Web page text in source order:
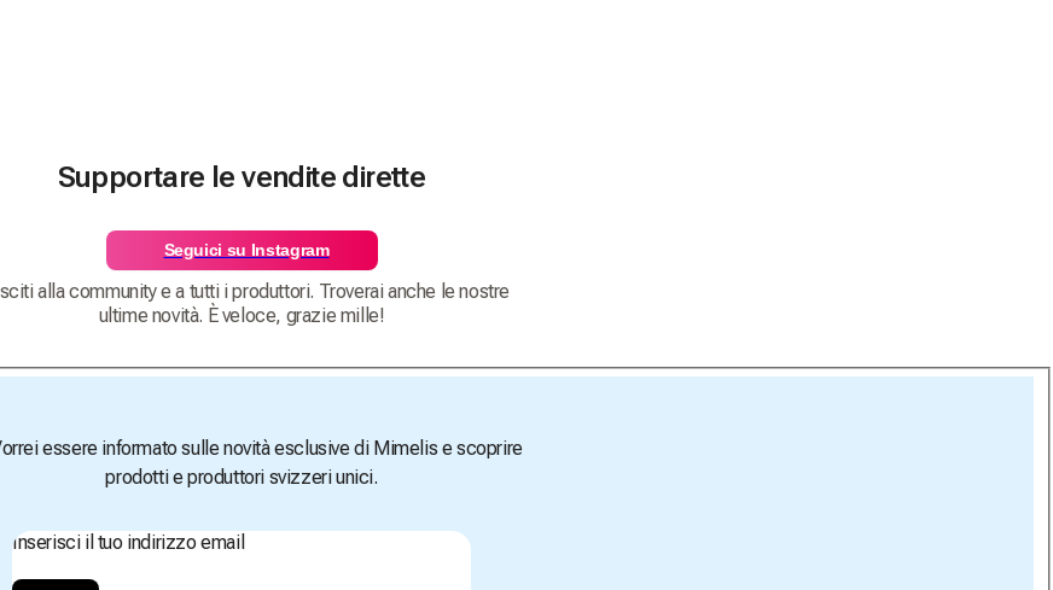
Supportare le vendite dirette
Seguici su Instagram
alla community e a tutti i produttori. Troverai anche le nostre
ultime novità. È veloce, grazie mille!
essere informato sulle novità esclusive di Mimelis e scoprire
prodotti e produttori svizzeri unici.
Inserisci il tuo indirizzo email